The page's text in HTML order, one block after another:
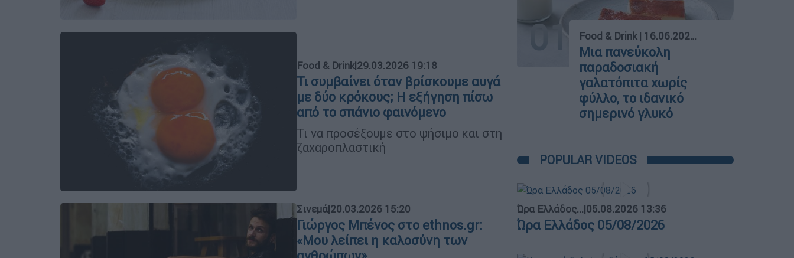
Food & Drink|29.03.2026 19:18
Τι συμβαίνει όταν βρίσκουμε αυγά
με δύο κρόκους; Η εξήγηση πίσω
από το σπάνιο φαινόμενο
Τι να προσέξουμε στο ψήσιμο και στη
ζαχαροπλαστική
Σινεμά|20.03.2026 15:20
Γιώργος Μπένος στο ethnos.gr:
«Μου λείπει η καλοσύνη των
01 Food & Drink| 16.06.2026 07:30
Μια πανεύκολη
παραδοσιακή
γαλατόπιτα χωρίς
φύλλο, το ιδανικό
σημερινό γλυκό
POPULAR VIDEOS
Ώρα Ελλάδος...|05.08.2026 13:36
Ώρα Ελλάδος 05/08/2026